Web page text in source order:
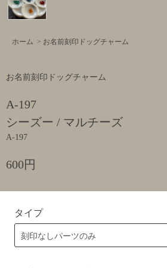
ホーム > お名前刻印ドッグチャーム
お名前刻印ドッグチャーム
A-197
シーズー / マルチーズ
A-197
600円
タイプ